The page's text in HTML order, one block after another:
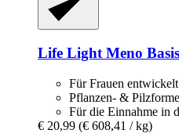
Life Light Meno
Für Frauen entwickelt
Pflanzen- &
Für die Einnahme in
€ 20,99 (€ 608,41 / kg)